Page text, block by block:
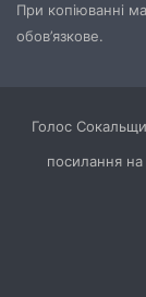
При копіюванні
обов’язкове.
Голос
посилання